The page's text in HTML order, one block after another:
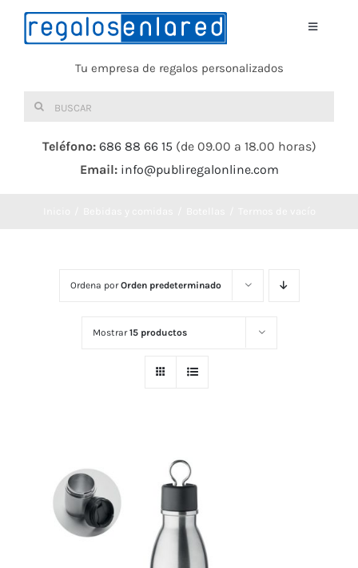
Saltar
Toggle
DEPORTES Y OCIO
HERRAMIENTAS
OFICINA
Tu empresa de regalos personalizados
Buscar:
Teléfono: 686 88 66 15 (de 09.00 a 18.00 horas)
Email: info@publiregalonline.com
Ordena porOrden predeterminado
Mostrar15 productos